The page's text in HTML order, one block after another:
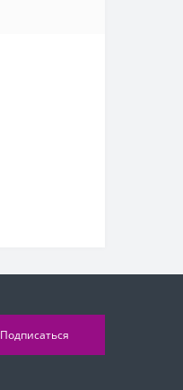
Подписаться